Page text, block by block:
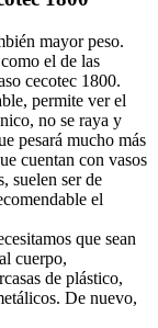
mayor peso.
el de las
cecotec 1800.
permite ver el
no se raya y
pesará mucho más
cuentan con vasos
suelen ser de
el
que sean
cuerpo,
de plástico,
De nuevo,